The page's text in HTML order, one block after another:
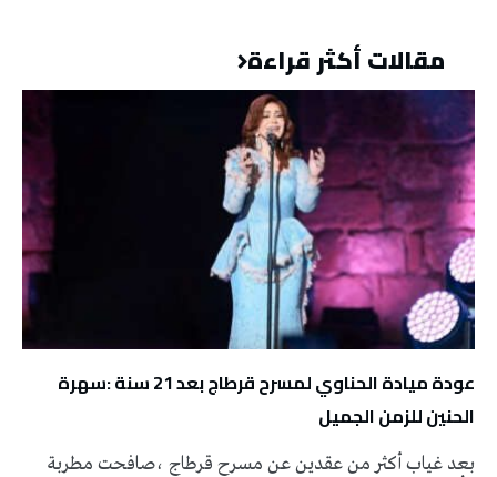
مقالات أكثر قراءة
عودة ميادة الحناوي لمسرح قرطاج بعد 21 سنة :سهرة
الحنين للزمن الجميل
بعد غياب أكثر من عقدين عن مسرح قرطاج ،صافحت مطربة